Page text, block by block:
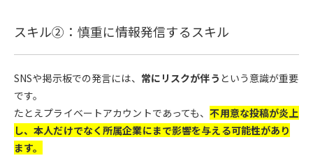
スキル②：慎重に情報発信するスキル
SNSや掲示板での発言には、 常にリスクが伴う という意識が重要
です。
たとえプライベートアカウントであっても、不用意な投稿が炎上
し、本人だけでなく所属企業にまで影響を与える可能性があり
ます。